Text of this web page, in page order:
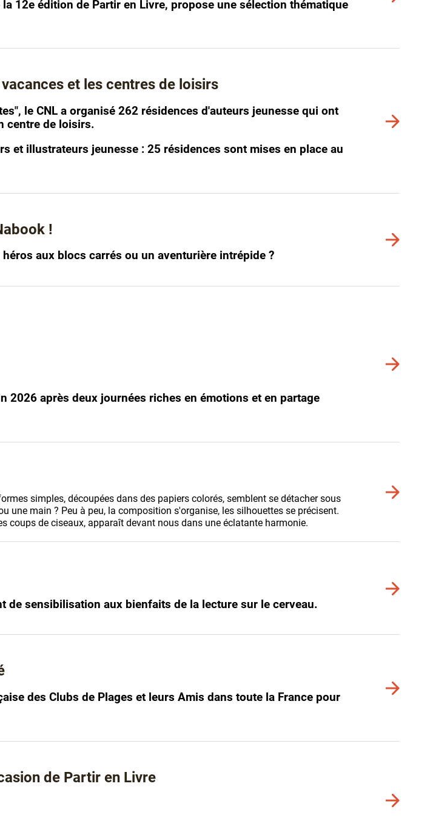
12e édition de Partir en Livre, propose une sélection thématique
plus
et les centres de loisirs
le CNL a organisé 262 résidences d'auteurs jeunesse qui ont
centre de loisirs.
et illustrateurs jeunesse : 25 résidences sont mises en place au
Voir
plus
!
aux blocs carrés ou un aventurière intrépide ?
Voir
plus
2026 après deux journées riches en émotions et en partage
Voir
plus
simples, découpées dans des papiers colorés, semblent se détacher sous
une main ? Peu à peu, la composition s'organise, les silhouettes se précisent.
coups de ciseaux, apparaît devant nous dans une éclatante harmonie.
Voir
plus
de sensibilisation aux bienfaits de la lecture sur le cerveau.
Voir
plus
des Clubs de Plages et leurs Amis dans toute la France pour
Voir
plus
de Partir en Livre
Voir
plus